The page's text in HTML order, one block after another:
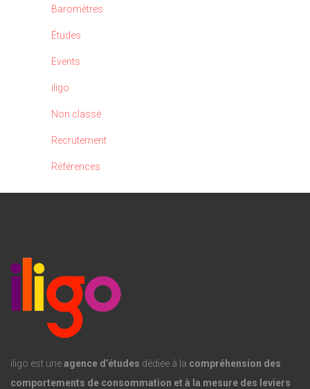
Baromètres
Études
Events
iligo
Non classé
Recrutement
Références
iligo est uneagence d’études dédiée à la compréhension des
comportements de consommation et à la mesure des leviers